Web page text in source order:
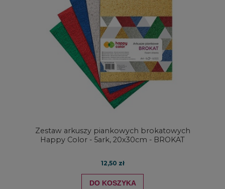
Zestaw arkuszy piankowych brokatowych
Happy Color - 5ark, 20x30cm - BROKAT
12,50 zł
DO KOSZYKA